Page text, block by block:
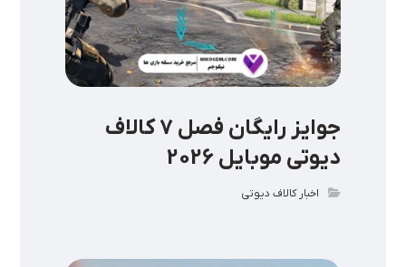
جوایز رایگان فصل ۷ کالاف
دیوتی موبایل 2026
اخبار کالاف دیوتی